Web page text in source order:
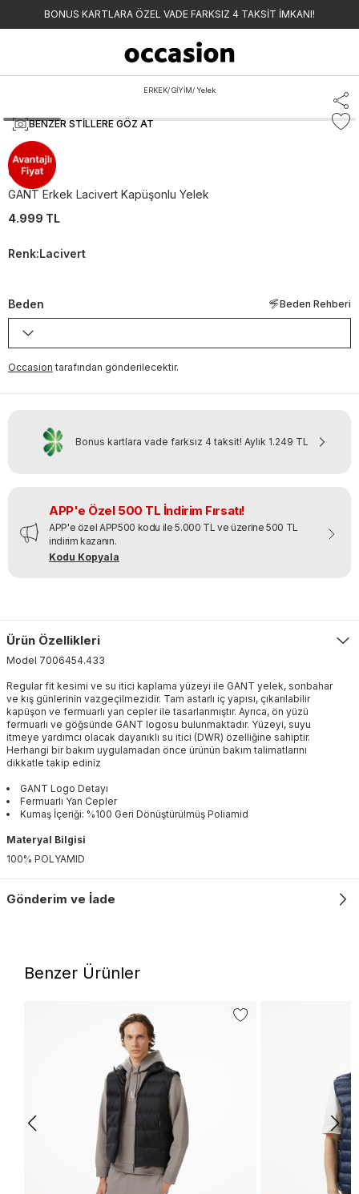
BONUS KARTLARA ÖZEL VADE FARKSIZ 4 TAKSİT İMKANI!
ERKEK/GİYİM/ Yelek
BENZER STILLERE GÖZ AT
Gant
GANT Erkek Lacivert Kapüşonlu Yelek
4.999 TL
Renk:Lacivert
Beden Beden Rehberi
Occasion tarafından gönderilecektir.
Bonus kartlara vade farksız 4 taksit! Aylık 1.249 TL
APP'e Özel 500 TL İndirim Fırsatı!
APP'e özel APP500 kodu ile 5.000 TL ve üzerine 500 TL
indirim kazanın.
Kodu Kopyala
Ürün Özellikleri
Model 7006454.433
Regular fit kesimi ve su itici kaplama yüzeyi ile GANT yelek, sonbahar
ve kış günlerinin vazgeçilmezidir. Tam astarlı iç yapısı, çıkarılabilir
kapüşon ve fermuarlı yan cepler ile tasarlanmıştır. Ayrıca, ön yüzü
fermuarlı ve göğsünde GANT logosu bulunmaktadır. Yüzeyi, suyu
itmeye yardımcı olacak dayanıklı su itici (DWR) özelliğine sahiptir.
Herhangi bir bakım uygulamadan önce ürünün bakım talimatlarını
dikkatle takip ediniz
GANT Logo Detayı
Fermuarlı Yan Cepler
Kumaş İçeriği: %100 Geri Dönüştürülmüş Poliamid
Materyal Bilgisi
100% POLYAMID
Gönderim ve İade
Benzer Ürünler